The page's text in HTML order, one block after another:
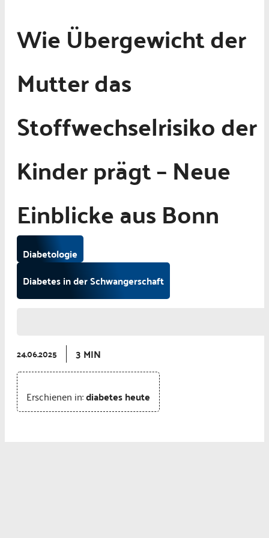
Wie Übergewicht der
Mutter das
Stoffwechselrisiko der
Kinder prägt – Neue
Einblicke aus Bonn
Diabetologie
Diabetes in der Schwangerschaft
24.06.2025 3 MIN
Erschienen in:diabetes heute